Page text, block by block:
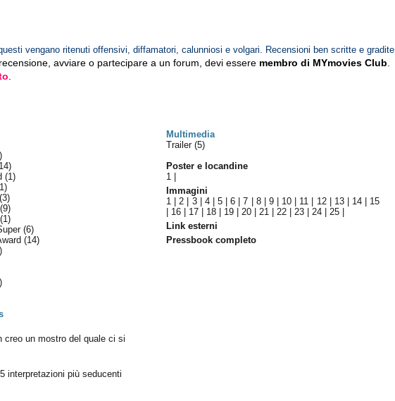
vengano ritenuti offensivi, diffamatori, calunniosi e volgari. Recensioni ben scritte e gradite
avviare o partecipare a un forum, devi essere membro di MYmovies Club
Multimedia
(1)
(3)
(9)
(1)
(6)
(14)
creo un mostro del quale ci si
interpretazioni più seducenti
Trailer (5)
Poster e locandine
1
Immagini
1 |2 3| 4|5 |6 |7 8| 9| 10 11 12| 13| 14
15
16 17 18 19 |20 |21 |22 |23 |24 |25
Link esterni
Pressbook completo